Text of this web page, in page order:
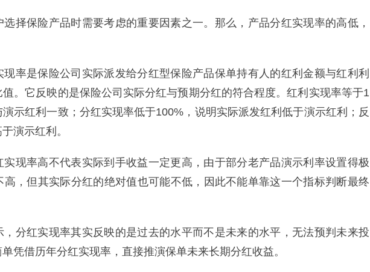
择保险产品时需要考虑的重要因素之一。那么，产品分红实现率的高低，
率是保险公司实际派发给分红型保险产品保单持有人的红利金额与红利利
。它反映的是保险公司实际分红与预期分红的符合程度。红利实现率等于1
示红利一致；分红实现率低于100%，说明实际派发红利低于演示红利；反
演示红利。
现率高不代表实际到手收益一定更高，由于部分老产品演示利率设置得极
，但其实际分红的绝对值也可能不低，因此不能单靠这一个指标判断最终
分红实现率其实反映的是过去的水平而不是未来的水平，无法预判未来投
凭借历年分红实现率，直接推演保单未来长期分红收益。